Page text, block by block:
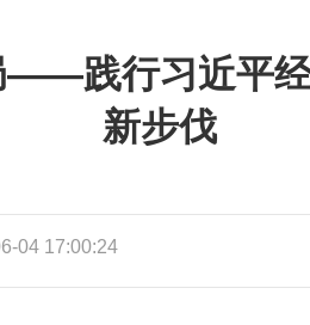
——践行习近平
新步伐
04 17:00:24